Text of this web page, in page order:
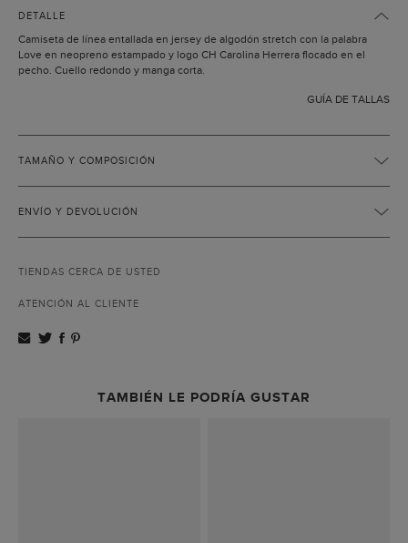
DETALLE
Camiseta de línea entallada en jersey de algodón stretch con la palabra
Love en neopreno estampado y logo CH Carolina Herrera flocado en el
pecho. Cuello redondo y manga corta.
GUÍA DE TALLAS
TAMAÑO Y COMPOSICIÓN
ENVÍO Y DEVOLUCIÓN
TIENDAS CERCA DE USTED
ATENCIÓN AL CLIENTE
TAMBIÉN LE PODRÍA GUSTAR